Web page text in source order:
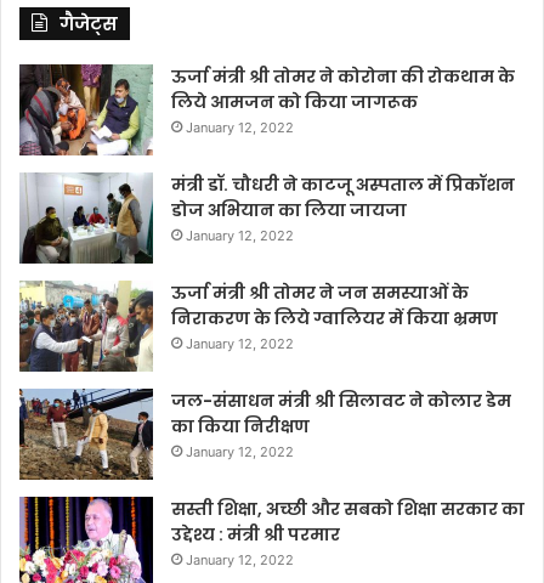
गैजेट्स
ऊर्जा मंत्री श्री तोमर ने कोरोना की रोकथाम के
लिये आमजन को किया जागरूक
January 12, 2022
मंत्री डॉ. चौधरी ने काटजू अस्पताल में प्रिकॉशन
डोज अभियान का लिया जायजा
January 12, 2022
ऊर्जा मंत्री श्री तोमर ने जन समस्याओं के
निराकरण के लिये ग्वालियर में किया भ्रमण
January 12, 2022
जल-संसाधन मंत्री श्री सिलावट ने कोलार डेम
का किया निरीक्षण
January 12, 2022
सस्ती शिक्षा, अच्छी और सबको शिक्षा सरकार का
उद्देश्य : मंत्री श्री परमार
January 12, 2022